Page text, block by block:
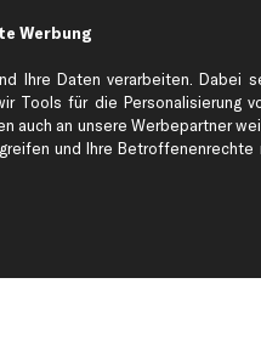
& Support
Werbung
Ihre Daten verarbeiten.
Tools für die Personalisierung
an unsere Werbepartner
und Ihre